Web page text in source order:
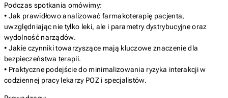
Podczas spotkania omówimy:
• Jak prawidłowo analizować farmakoterapię pacjenta,
uwzględniając nie tylko leki, ale i parametry dystrybucyjne oraz
wydolność narządów.
• Jakie czynniki towarzyszące mają kluczowe znaczenie dla
bezpieczeństwa terapii.
• Praktyczne podejście do minimalizowania ryzyka interakcji w
codziennej pracy lekarzy POZ i specjalistów.